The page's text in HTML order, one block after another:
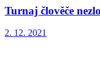
Turnaj člověče
2. 12. 2021